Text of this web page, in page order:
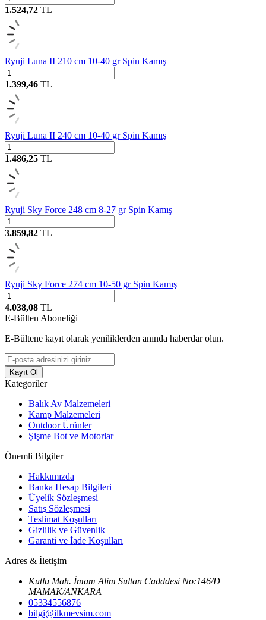
1.524,72 TL
Ryuji Luna II 210 cm 10-40 gr Spin Kamış
1.399,46 TL
Ryuji Luna II 240 cm 10-40 gr Spin Kamış
1.486,25 TL
Ryuji Sky Force 248 cm 8-27 gr Spin Kamış
3.859,82 TL
Ryuji Sky Force 274 cm 10-50 gr Spin Kamış
4.038,08 TL
E-Bülten Aboneliği
E-Bültene kayıt olarak yeniliklerden anında haberdar olun.
Kayıt Ol
Kategoriler
Balık Av Malzemeleri
Kamp Malzemeleri
Outdoor Ürünler
Şişme Bot ve Motorlar
Önemli Bilgiler
Hakkımızda
Banka Hesap Bilgileri
Üyelik Sözleşmesi
Satış Sözleşmesi
Teslimat Koşulları
Gizlilik ve Güvenlik
Garanti ve İade Koşulları
Adres & İletişim
Kutlu Mah. İmam Alim Sultan Cadddesi No:146/D
MAMAK/ANKARA
05334556876
bilgi@ilkmevsim.com